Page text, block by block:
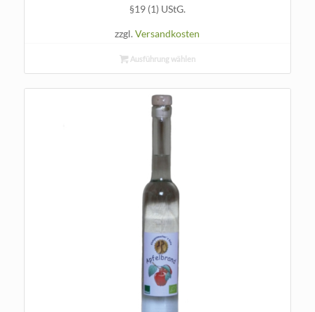
§19 (1) UStG.
zzgl.Versandkosten
Ausführung wählen